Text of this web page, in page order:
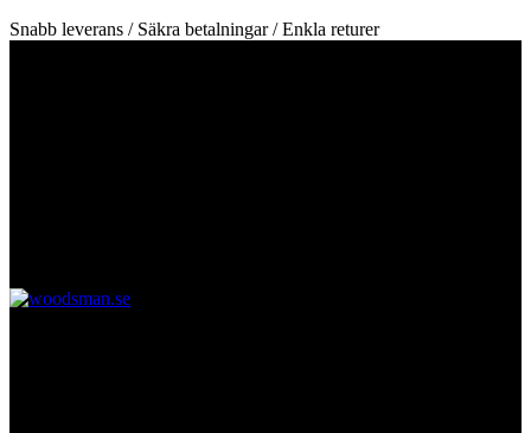
Snabb leverans / Säkra betalningar / Enkla returer